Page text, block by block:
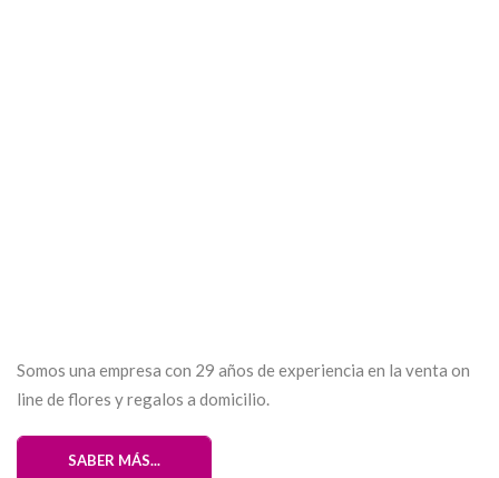
Somos una empresa con 29 años de experiencia en la venta on
line de flores y regalos a domicilio.
SABER MÁS...